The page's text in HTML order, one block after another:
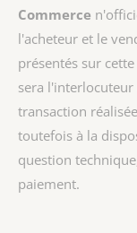
Commerce
l'acheteur et le
présentés sur
sera
transaction
toutefois à la
question
paiement.